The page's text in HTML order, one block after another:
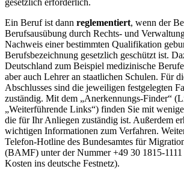
gesetzlich erforderlich.
Ein Beruf ist dann reglementiert, wenn der
Berufsausübung durch Rechts- und
Nachweis einer bestimmten Qualifikation
Berufsbezeichnung gesetzlich geschützt ist.
Deutschland zum Beispiel medizinische
aber auch Lehrer an staatlichen Schulen. Für
Abschlusses sind die jeweiligen festgelegten
zuständig. Mit dem „Anerkennungs-Finder“
„Weiterführende Links“) finden Sie mit
die für Ihr Anliegen zuständig ist. Außerdem
wichtigen Informationen zum Verfahren.
Telefon-Hotline des Bundesamtes für
(BAMF) unter der Nummer +49 30 1815-
Kosten ins deutsche Festnetz).